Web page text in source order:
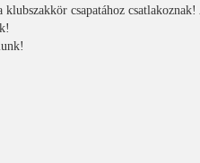
klubszakkör csapatához